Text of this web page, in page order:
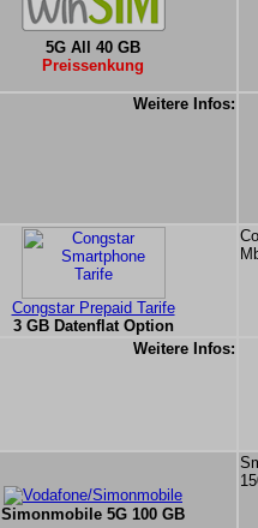
5G All 40 GB
Preissenkung
Weitere Infos:
Congstar Prepaid Tarife
3 GB Datenflat Option
Weitere Infos:
Simonmobile 5G 100 GB